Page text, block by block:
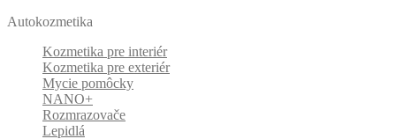
Autokozmetika
Kozmetika pre interiér
Kozmetika pre exteriér
Mycie pomôcky
NANO+
Rozmrazovače
Lepidlá